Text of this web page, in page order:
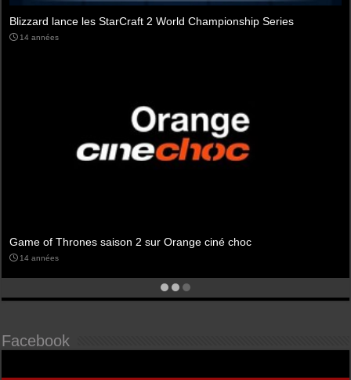
Game Awards 2015 les gagnants
bêta Overwatch premier week-end
Championship Series
ciné choc
Facebook